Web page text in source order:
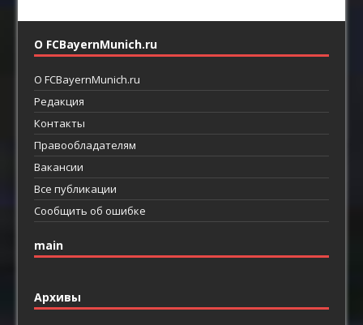
О FCBayernMunich.ru
О FCBayernMunich.ru
Редакция
Контакты
Правообладателям
Вакансии
Все публикации
Сообщить об ошибке
main
Архивы